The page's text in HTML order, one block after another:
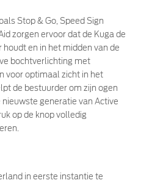
Stop & Go, Speed Sign
zorgen ervoor dat de Kuga de
en in het midden van de
bochtverlichting met
voor optimaal zicht in het
de bestuurder om zijn ogen
generatie van Active
op de knop volledig
in eerste instantie te